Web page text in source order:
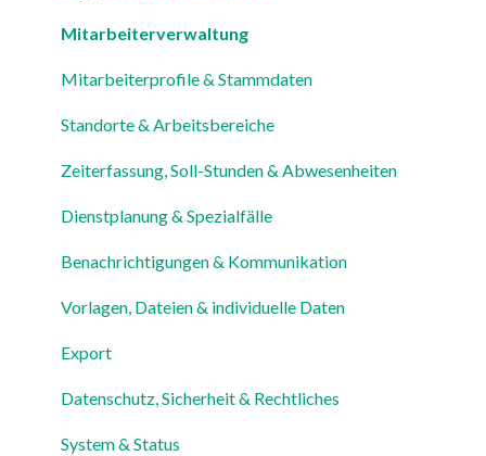
Einstellungen
Mitarbeiterverwaltung
Mitarbeiterprofile & Stammdaten
Standorte & Arbeitsbereiche
Zeiterfassung, Soll-Stunden & Abwesenheiten
Dienstplanung & Spezialfälle
Benachrichtigungen & Kommunikation
Vorlagen, Dateien & individuelle Daten
Export
Datenschutz, Sicherheit & Rechtliches
System & Status